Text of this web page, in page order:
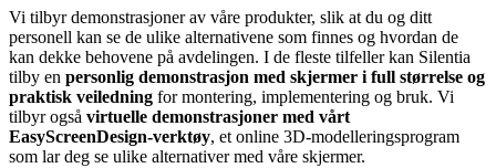
Vi tilbyr demonstrasjoner av våre produkter, slik at du og ditt
personell kan se de ulike alternativene som finnes og hvordan de
kan dekke behovene på avdelingen. I de fleste tilfeller kan Silentia
tilby en personlig demonstrasjon med skjermer i full størrelse og
praktisk veiledning for montering, implementering og bruk. Vi
tilbyr også virtuelle demonstrasjoner med vårt
EasyScreenDesign-verktøy, et online 3D-modelleringsprogram
som lar deg se ulike alternativer med våre skjermer.